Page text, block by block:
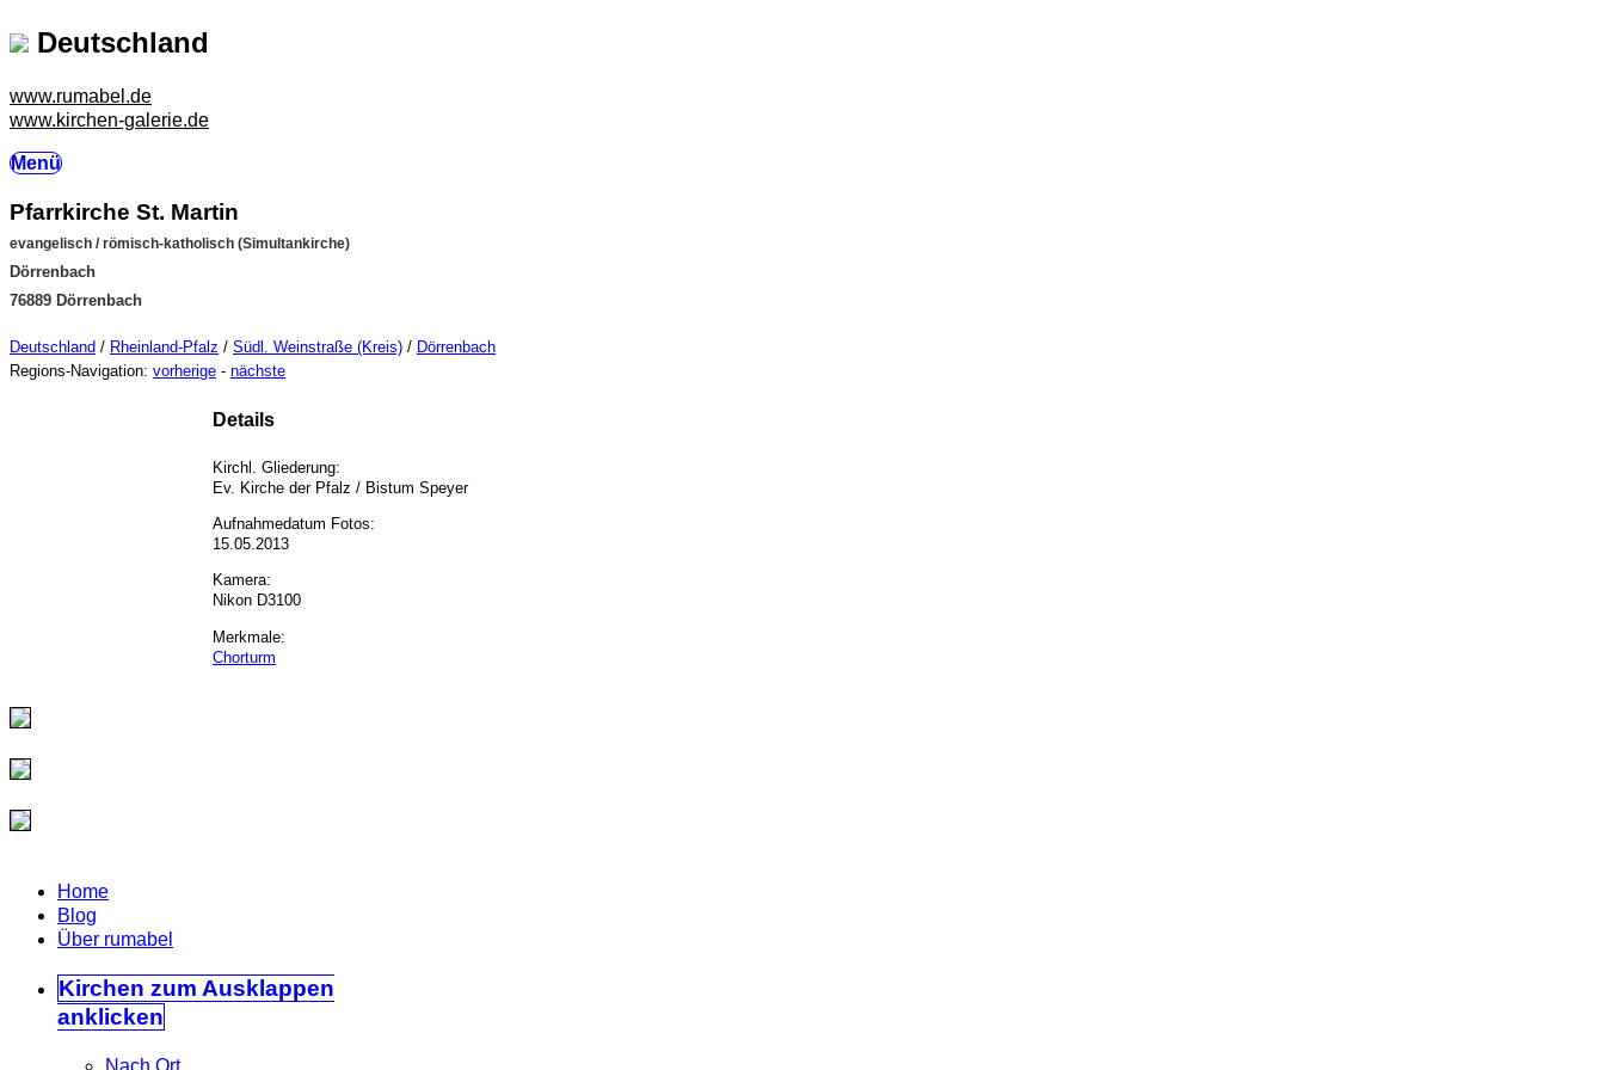
Deutschland
www.rumabel.de
www.kirchen-galerie.de
Menü
Pfarrkirche St. Martin
evangelisch / römisch-katholisch (Simultankirche)
Dörrenbach
76889 Dörrenbach
Deutschland / Rheinland-Pfalz / Südl. Weinstraße (Kreis) / Dörrenbach
Regions-Navigation: vorherige - nächste
Details
Kirchl. Gliederung:
Ev. Kirche der Pfalz / Bistum Speyer
Aufnahmedatum Fotos:
15.05.2013
Kamera:
Nikon D3100
Merkmale:
Chorturm
Home
Blog
Über rumabel
Kirchen zum Ausklappen
anklicken
Nach Ort